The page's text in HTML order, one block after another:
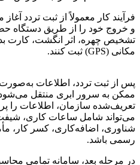
فرآیند کار معمولاً از ثبت تردد
و خروج خود را از طریق دستگاه
تشخیص چهره، اثر انگشت، کارت
مکانی (GPS) ثبت کنند.
پس از ثبت تردد، اطلاعات
ممکن به سرور ابری منتقل
تعریف‌شده سازمان، اطلاعات را
می‌تواند شامل ساعات کاری،
شناوری، اضافه‌کاری، کسر کار،
رسمی باشد.
در مرحله بعد، سامانه تمامی